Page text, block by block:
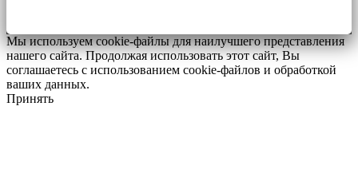
Мы используем cookie-файлы для наилучшего представления
нашего сайта. Продолжая использовать этот сайт, Вы
соглашаетесь с использованием cookie-файлов и обработкой
ваших данных.
Принять